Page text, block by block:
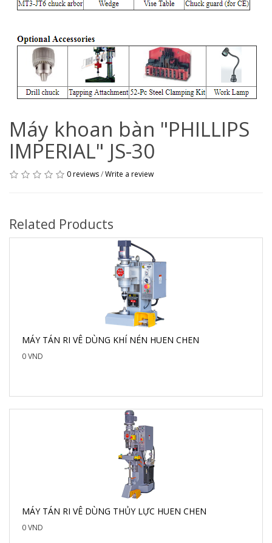
Máy khoan bàn "PHILLIPS
IMPERIAL" JS-30
0 reviews/Write a review
Related Products
MÁY TÁN RI VÊ DÙNG KHÍ NÉN HUEN CHEN
0 VND
MÁY TÁN RI VÊ DÙNG THỦY LỰC HUEN CHEN
0 VND